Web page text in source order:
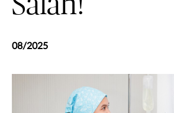
08/2025